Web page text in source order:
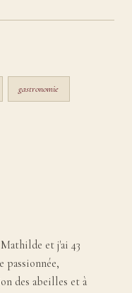
gastronomie
et j'ai 43
passionnée,
des abeilles et à